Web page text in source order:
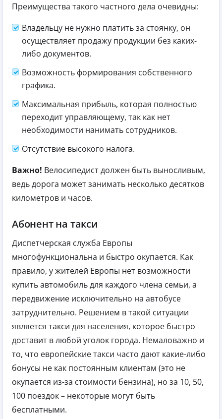
Преимущества такого частного дела очевидны:
Владельцу не нужно платить за стоянку, он
осуществляет продажу продукции без каких-
либо документов.
Возможность формирования собственного
графика.
Максимальная прибыль, которая полностью
переходит управляющему, так как нет
необходимости нанимать сотрудников.
Отсутствие высокого налога.
Важно! Велосипедист должен быть выносливым,
ведь дорога может занимать несколько десятков
километров и часов.
Абонент на такси
Диспетчерская служба Европы
многофункциональна и быстро окупается. Как
правило, у жителей Европы нет возможности
купить автомобиль для каждого члена семьи, а
передвижение исключительно на автобусе
затруднительно. Решением в такой ситуации
является такси для населения, которое быстро
доставит в любой уголок города. Немаловажно и
то, что европейские такси часто дают какие-либо
бонусы не как постоянным клиентам (это не
окупается из-за стоимости бензина), но за 10, 50,
100 поездок – некоторые могут быть
бесплатными.